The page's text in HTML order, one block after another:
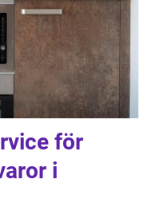
för
i